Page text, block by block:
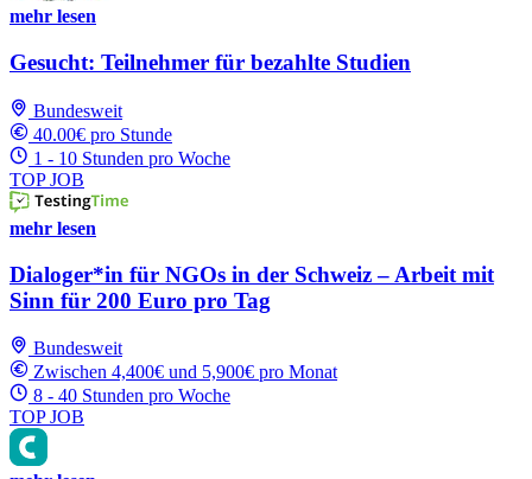
mehr lesen
Gesucht: Teilnehmer für bezahlte Studien
Bundesweit
40.00€ pro Stunde
1 - 10 Stunden pro Woche
TOP JOB
mehr lesen
Dialoger*in für NGOs in der Schweiz – Arbeit mit
Sinn für 200 Euro pro Tag
Bundesweit
Zwischen 4,400€ und 5,900€ pro Monat
8 - 40 Stunden pro Woche
TOP JOB